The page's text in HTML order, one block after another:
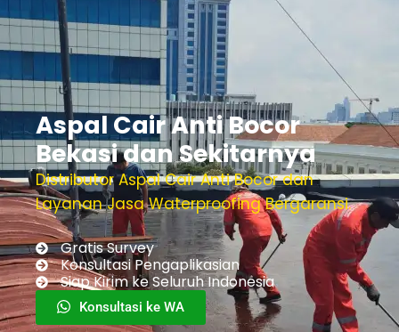
Aspal Cair Anti Bocor
Bekasi dan Sekitarnya
Distributor Aspal Cair Anti Bocor dan
Layanan Jasa Waterproofing Bergaransi.
Gratis Survey
Konsultasi Pengaplikasian
Siap Kirim ke Seluruh Indonesia
Konsultasi ke WA